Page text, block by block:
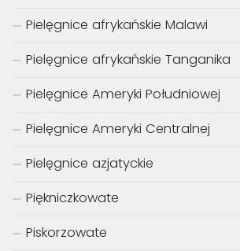
Pielęgnice afrykańskie Malawi
Pielęgnice afrykańskie Tanganika
Pielęgnice Ameryki Południowej
Pielęgnice Ameryki Centralnej
Pielęgnice azjatyckie
Piękniczkowate
Piskorzowate